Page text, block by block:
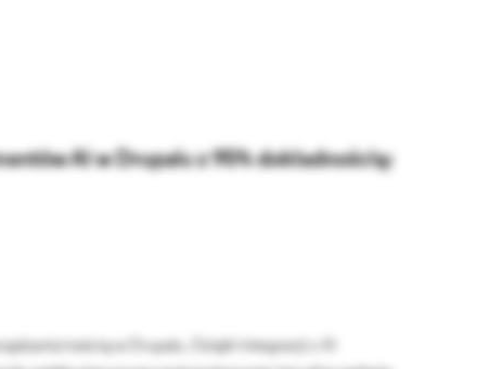
AI w Drupalu z 95% dokładnością:
treścią w Drupalu. Dzięki integracji z AI